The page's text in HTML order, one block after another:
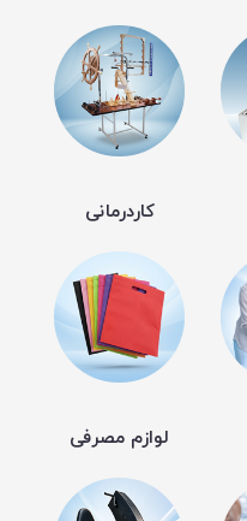
کاردرمانی
لوازم مصرفی